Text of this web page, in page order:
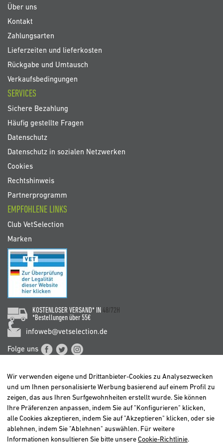
an:
Über uns
Kontakt
Zahlungsarten
Lieferzeiten und lieferkosten
Rückgabe und Umtausch
Verkaufsbedingungen
SERVICES
Sichere Bezahlung
Häufig gestellte Fragen
Datenschutz
Datenschutz in sozialen Netzwerken
Cookies
Rechtshinweis
Partnerprogramm
EMPFOHLENE LINKS
Club VetSelection
Marken
KOSTENLOSER VERSAND* IN 48/72H
*Bestellungen über 55€
infoweb@vetselection.de
Folge uns
BELGIË / BELGIQUE
DEUTSCHLAND
ESPAÑA
Wir verwenden eigene und Drittanbieter-Cookies zu Analysezwecken
und um Ihnen personalisierte Werbung basierend auf einem Profil zu
zeigen, das aus Ihren Surfgewohnheiten erstellt wurde. Sie können
Ihre Präferenzen anpassen, indem Sie auf "Konfigurieren" klicken,
alle Cookies akzeptieren, indem Sie auf "Akzeptieren" klicken, oder sie
ablehnen, indem Sie "Ablehnen" auswählen. Für weitere
Informationen konsultieren Sie bitte unsere Cookie-Richtlinie.